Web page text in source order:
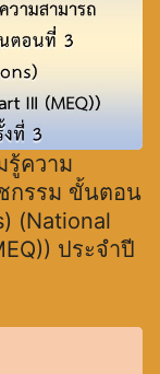
รู้ความ
กรรม ขั้นตอน
(National
ประจำปี